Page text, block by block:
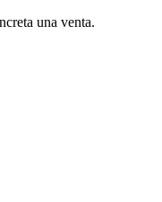
una venta.